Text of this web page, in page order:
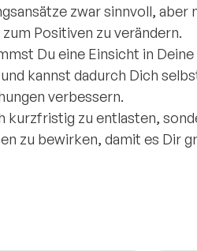
zwar sinnvoll, aber
Positiven zu verändern.
Du eine Einsicht in Deine
kannst dadurch Dich
verbessern.
kurzfristig zu entlasten,
zu bewirken, damit es Dir